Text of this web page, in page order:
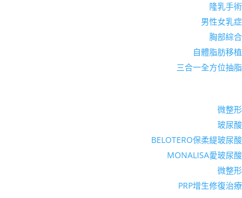
隆乳手術
男性女乳症
胸部綜合
自體脂肪移植
三合一全方位抽脂
微整形
玻尿酸
BELOTERO保柔緹玻尿酸
MONALISA愛玻尿酸
微整形
PRP增生修復治療